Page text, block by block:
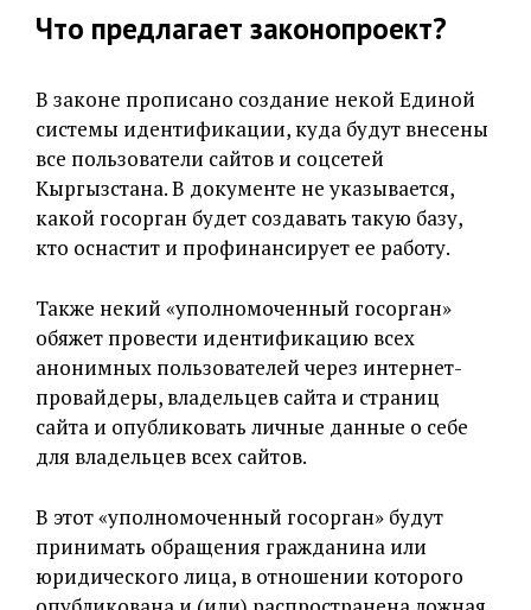
Что предлагает законопроект?
В законе прописано создание некой Единой
системы идентификации, куда будут внесены
все пользователи сайтов и соцсетей
Кыргызстана. В документе не указывается,
какой госорган будет создавать такую базу,
кто оснастит и профинансирует ее работу.
Также некий «уполномоченный госорган»
обяжет провести идентификацию всех
анонимных пользователей через интернет-
провайдеры, владельцев сайта и страниц
сайта и опубликовать личные данные о себе
для владельцев всех сайтов.
В этот «уполномоченный госорган» будут
принимать обращения гражданина или
юридического лица, в отношении которого